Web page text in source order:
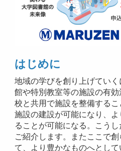
はじめに
地域の学びを創り上げてい
館や特別教室等の施設の有
校と共用で施設を整備する
施設の建設が可能になり、
ることが可能になる。こう
ご紹介します。またここで
て、より豊かなものへとし